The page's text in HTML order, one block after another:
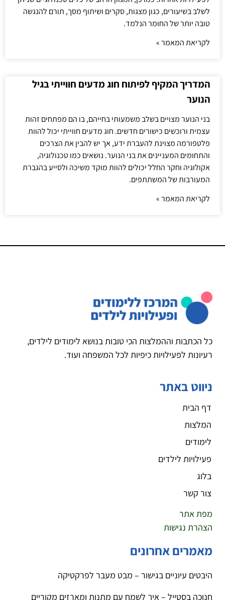
לשלב בשיעורים, כגון מצגות, סקרים ושיתוף מסך, תורם להנגשה
טובה יותר של החומר הנלמד.
לקריאת המאמר »
המדריך המקיף לפיתוח חוג מדעים חווייתי בגיל
הנוער
בני הנוער מצויים בשלב משמעותי בחייהם, בו הם מפתחים זהות
עצמית ורוכשים כישורים חדשים. חוג מדעים חווייתי יכול להוות
פלטפורמה מצוינת להעברת ידע, אך יש להבין את הצרכים
והתחומים המעניינים את בני הנוער. נושאים כמו טכנולוגיה,
אקולוגיה וחקר החלל יכולים להוות מוקד משיכה ולסייע בהגברת
המעורבות של המשתתפים.
לקריאת המאמר »
כל הכתבות וההמלצות הכי טובות בנושא לימודים לילדים,
רעיונות לפעילויות כיפיות לכל המשפחה ועוד.
ניווט באתר
דף הבית
המלצות
לימודים
פעילויות לילדים
בלוג
צור קשר
מפת אתר
הצהרת נגישות
מאמרים אחרונים
היבטים עיוניים בגישור – מבט מעבר לפרקטיקה
חנוכה בסטייל – איך לשמח עם מתנות ומארזים מקוריים